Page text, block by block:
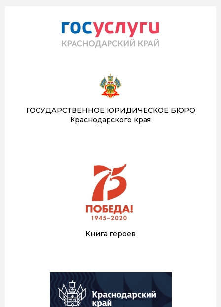
ГОСУДАРСТВЕННОЕ ЮРИДИЧЕСКОЕ БЮРО
Краснодарского края
Книга героев